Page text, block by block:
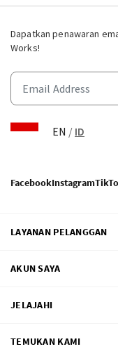
Dapatkan penawaran
Works!
EN / ID
FacebookInstagram
LAYANAN PELANGGAN
AKUN SAYA
JELAJAHI
TEMUKAN KAMI